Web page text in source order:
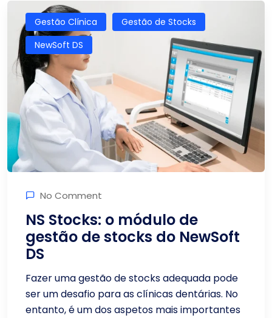
Gestão Clínica
Gestão de Stocks
NewSoft DS
No Comment
NS Stocks: o módulo de
gestão de stocks do NewSoft
DS
Fazer uma gestão de stocks adequada pode
ser um desafio para as clínicas dentárias. No
entanto, é um dos aspetos mais importantes